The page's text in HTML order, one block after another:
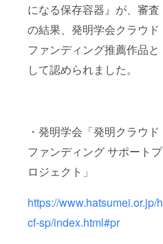
になる保存容器』が、審査
の結果、発明学会クラウド
ファンディング推薦作品と
して認められました。
・発明学会「発明クラウド
ファンディング サポートプ
ロジェクト」
https://www.hatsumei.or.jp/h
cf-sp/index.html#pr